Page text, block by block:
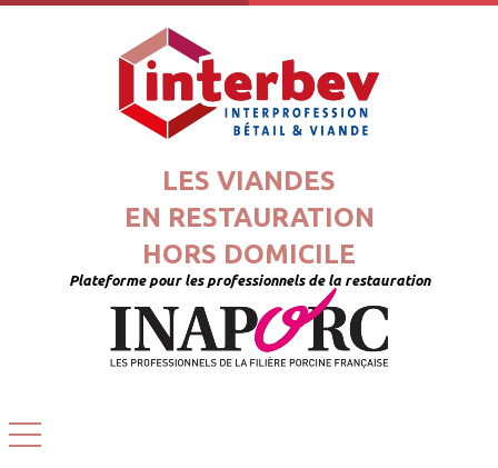
LES VIANDES
EN RESTAURATION
HORS DOMICILE
Plateforme pour les professionnels de la restauration